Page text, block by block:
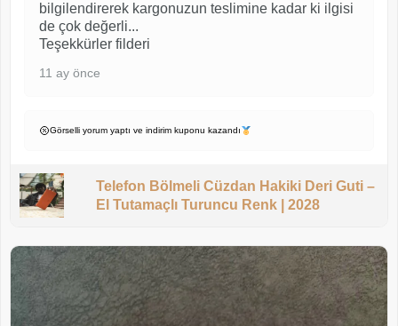
bilgilendirerek kargonuzun teslimine kadar ki ilgisi
de çok değerli...
Teşekkürler filderi
11 ay önce
Görselli yorum yaptı ve indirim kuponu kazandı
Telefon Bölmeli Cüzdan Hakiki Deri Guti –
El Tutamaçlı Turuncu Renk | 2028